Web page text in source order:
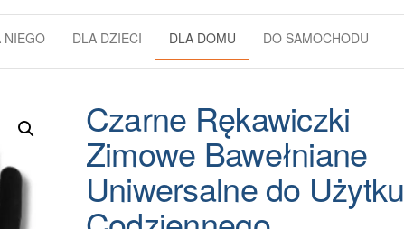
NIEGO DLA DZIECI DLA DOMU DO SAMOCHODU
Czarne Rękawiczki
Zimowe Bawełniane
Uniwersalne do Użytku